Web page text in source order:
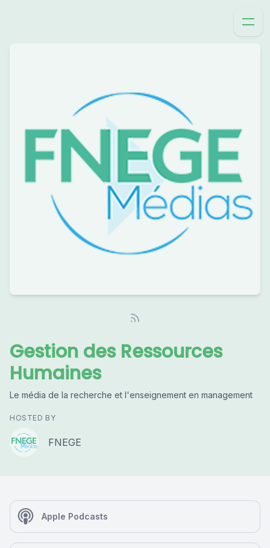
Gestion des Ressources
Humaines
Le média de la recherche et l'enseignement en management
HOSTED BY
FNEGE
Apple Podcasts